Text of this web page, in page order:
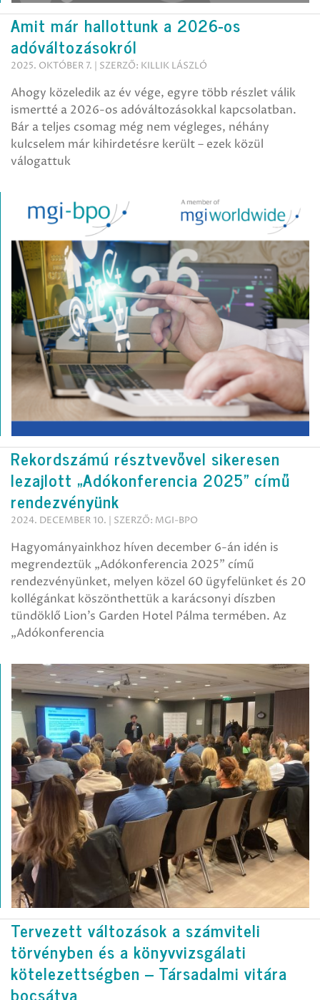
Amit már hallottunk a 2026-os
adóváltozásokról
2025. OKTÓBER 7. | SZERZŐ: KILLIK LÁSZLÓ
Ahogy közeledik az év vége, egyre több részlet válik
ismertté a 2026-os adóváltozásokkal kapcsolatban.
Bár a teljes csomag még nem végleges, néhány
kulcselem már kihirdetésre került – ezek közül
válogattuk
Rekordszámú résztvevővel sikeresen
lezajlott „Adókonferencia 2025” című
rendezvényünk
2024. DECEMBER 10. | SZERZŐ: MGI-BPO
Hagyományainkhoz híven december 6-án idén is
megrendeztük „Adókonferencia 2025” című
rendezvényünket, melyen közel 60 ügyfelünket és 20
kollégánkat köszönthettük a karácsonyi díszben
tündöklő Lion’s Garden Hotel Pálma termében. Az
„Adókonferencia
Tervezett változások a számviteli
törvényben és a könyvvizsgálati
kötelezettségben – Társadalmi vitára
bocsátva